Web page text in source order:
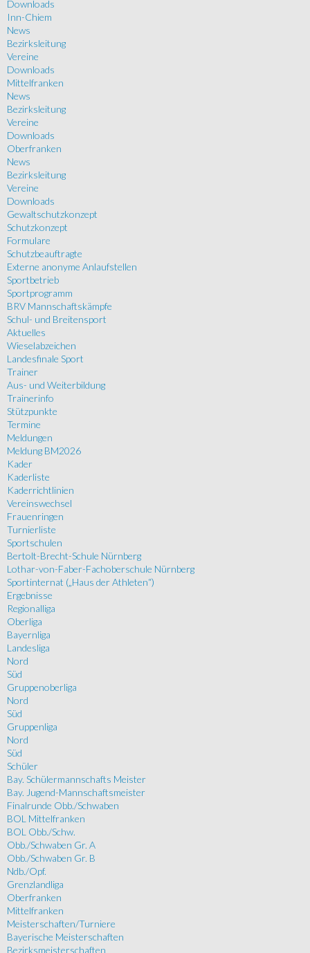
Downloads
Inn-Chiem
News
Bezirksleitung
Vereine
Downloads
Mittelfranken
News
Bezirksleitung
Vereine
Downloads
Oberfranken
News
Bezirksleitung
Vereine
Downloads
Gewaltschutzkonzept
Schutzkonzept
Formulare
Schutzbeauftragte
Externe anonyme Anlaufstellen
Sportbetrieb
Sportprogramm
BRV Mannschaftskämpfe
Schul- und Breitensport
Aktuelles
Wieselabzeichen
Landesfinale Sport
Trainer
Aus- und Weiterbildung
Trainerinfo
Stützpunkte
Termine
Meldungen
Meldung BM2026
Kader
Kaderliste
Kaderrichtlinien
Vereinswechsel
Frauenringen
Turnierliste
Sportschulen
Bertolt-Brecht-Schule Nürnberg
Lothar-von-Faber-Fachoberschule Nürnberg
Sportinternat („Haus der Athleten“)
Ergebnisse
Regionalliga
Oberliga
Bayernliga
Landesliga
Nord
Süd
Gruppenoberliga
Nord
Süd
Gruppenliga
Nord
Süd
Schüler
Bay. Schülermannschafts Meister
Bay. Jugend-Mannschaftsmeister
Finalrunde Obb./Schwaben
BOL Mittelfranken
BOL Obb./Schw.
Obb./Schwaben Gr. A
Obb./Schwaben Gr. B
Ndb./Opf.
Grenzlandliga
Oberfranken
Mittelfranken
Meisterschaften/Turniere
Bayerische Meisterschaften
Bezirksmeisterschaften